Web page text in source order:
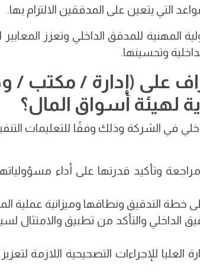
للمدقق الداخلي وتعزز المعايير
وتحسينها.
على (إدارة / مكتب /
لهيئة أسواق المال؟
في الشركة وذلك وفقًا للتعليمات
ومراجعة وتأكيد قدرتها على أداء
خطة التدقيق ونطاقها وميزانية عملية
الداخلي والتأكد من تطبيق والامتثال
العليا للإجراءات التصحيحية اللازمة